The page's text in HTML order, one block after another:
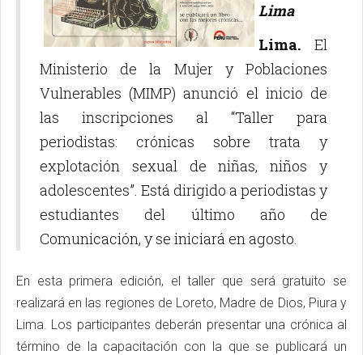
Lima
Lima. El
Ministerio de la Mujer y Poblaciones
Vulnerables (MIMP) anunció el inicio de
las inscripciones al “Taller para
periodistas: crónicas sobre trata y
explotación sexual de niñas, niños y
adolescentes”. Está dirigido a periodistas y
estudiantes del último año de
Comunicación, y se iniciará en agosto.
En esta primera edición, el taller que será gratuito se
realizará en las regiones de Loreto, Madre de Dios, Piura y
Lima. Los participantes deberán presentar una crónica al
término de la capacitación con la que se publicará un